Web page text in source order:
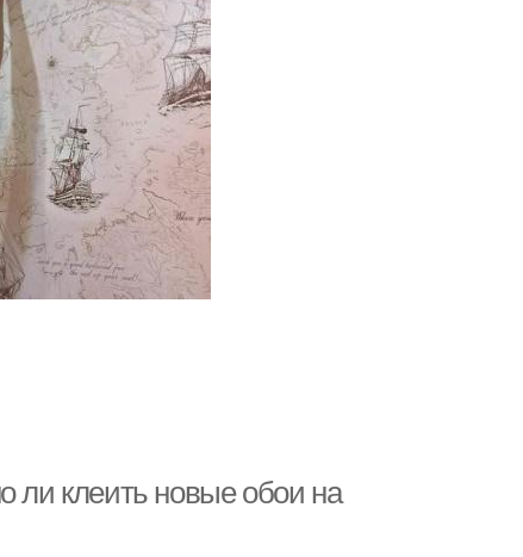
ли клеить новые обои на